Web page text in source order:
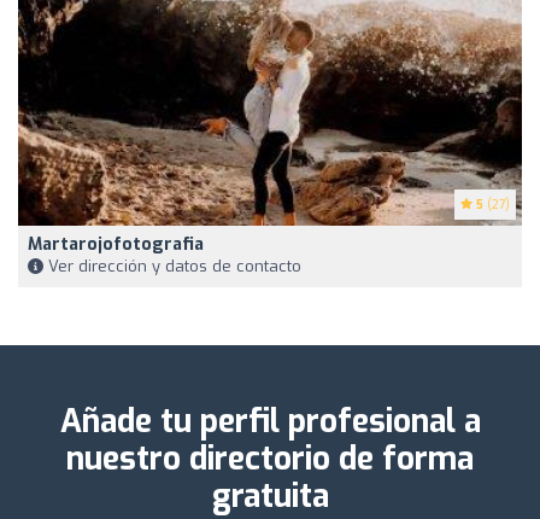
5 (27)
Martarojofotografia
Ver dirección y datos de contacto
Añade tu perfil profesional a
nuestro directorio de forma
gratuita